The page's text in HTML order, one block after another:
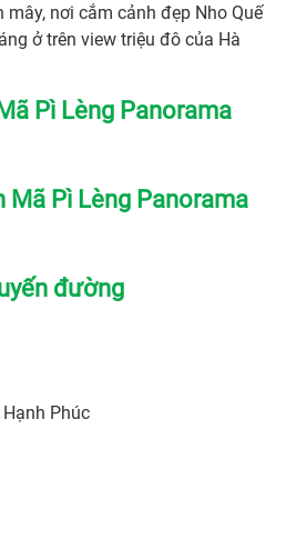
nơi cắm cảnh đẹp Nho Quế
ở trên view triệu đô của Hà
Pì Lèng Panorama
Mã Pì Lèng Panorama
đường
Phúc